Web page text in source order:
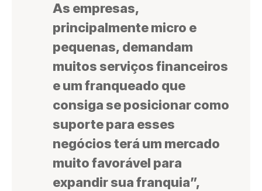
As empresas,
principalmente micro e
pequenas, demandam
muitos serviços financeiros
e um franqueado que
consiga se posicionar como
suporte para esses
negócios terá um mercado
muito favorável para
expandir sua franquia”,